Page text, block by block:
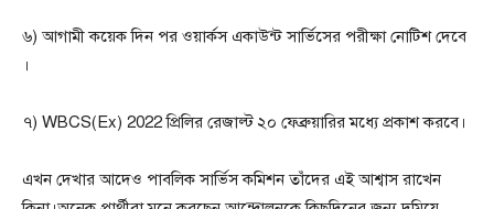
৬) আগামী কয়েক দিন পর ওয়ার্কস একাউন্ট সার্ভিসের পরীক্ষা নোটিশ দেবে
।
৭) WBCS(Ex) 2022 প্রিলির রেজাল্ট ২০ ফেব্রুয়ারির মধ্যে প্রকাশ করবে।
এখন দেখার আদেও পাবলিক সার্ভিস কমিশন তাঁদের এই আশ্বাস রাখেন